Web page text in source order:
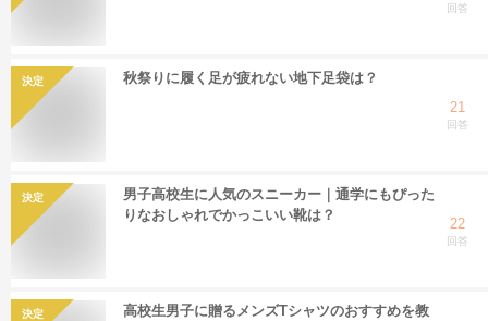
回答
決定
秋祭りに履く足が疲れない地下足袋は？
21
回答
決定
男子高校生に人気のスニーカー｜通学にもぴった
りなおしゃれでかっこいい靴は？
22
回答
決定
高校生男子に贈るメンズTシャツのおすすめを教